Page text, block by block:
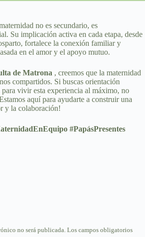
no es secundario, es
Su implicación activa en cada etapa, desde
fortalece la conexión familiar y
en el amor y el apoyo mutuo.
de Matrona , creemos que la maternidad
compartidos. Si buscas orientación
para vivir esta experiencia al máximo, no
aquí para ayudarte a construir una
y la colaboración!
#PapásPresentes
no será publicada. Los campos obligatorios